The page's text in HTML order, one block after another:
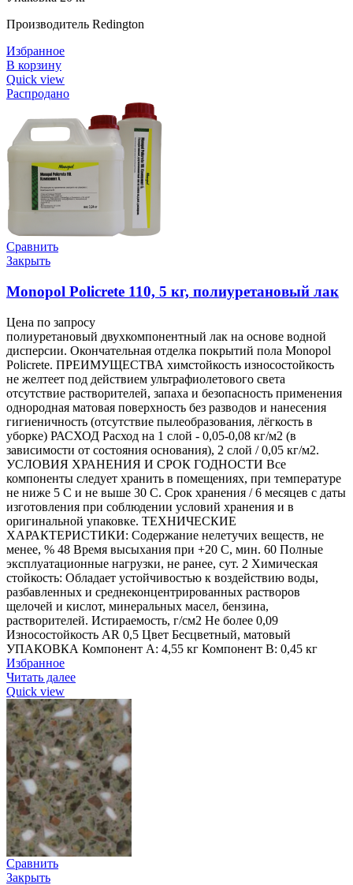
Производитель Redington
Избранное
В корзину
Quick view
Распродано
Сравнить
Закрыть
Monopol Policrete 110, 5 кг, полиуретановый лак
Цена по запросу
полиуретановый двухкомпонентный лак на основе водной
дисперсии. Окончательная отделка покрытий пола Monopol
Policrete. ПРЕИМУЩЕСТВА химстойкость износостойкость
не желтеет под действием ультрафиолетового света
отсутствие растворителей, запаха и безопасность применения
однородная матовая поверхность без разводов и нанесения
гигиеничность (отсутствие пылеобразования, лёгкость в
уборке) РАСХОД Расход на 1 слой - 0,05-0,08 кг/м2 (в
зависимости от состояния основания), 2 слой / 0,05 кг/м2.
УСЛОВИЯ ХРАНЕНИЯ И СРОК ГОДНОСТИ Все
компоненты следует хранить в помещениях, при температуре
не ниже 5 С и не выше 30 С. Срок хранения / 6 месяцев с даты
изготовления при соблюдении условий хранения и в
оригинальной упаковке. ТЕХНИЧЕСКИЕ
ХАРАКТЕРИСТИКИ: Содержание нелетучих веществ, не
менее, % 48 Время высыхания при +20 С, мин. 60 Полные
эксплуатационные нагрузки, не ранее, сут. 2 Химическая
стойкость: Обладает устойчивостью к воздействию воды,
разбавленных и среднеконцентрированных растворов
щелочей и кислот, минеральных масел, бензина,
растворителей. Истираемость, г/см2 Не более 0,09
Износостойкость AR 0,5 Цвет Бесцветный, матовый
УПАКОВКА Компонент А: 4,55 кг Компонент В: 0,45 кг
Избранное
Читать далее
Quick view
Сравнить
Закрыть